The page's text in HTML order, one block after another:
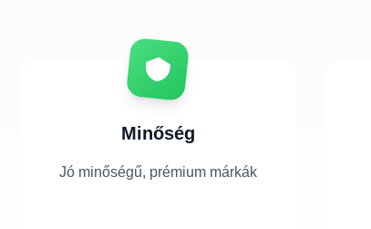
Minőség
Jó minőségű, prémium márkák